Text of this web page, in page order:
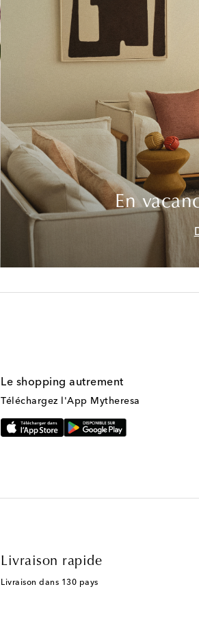
En
Le shopping autrement
Téléchargez l'App Mytheresa
Livraison rapide
Livraison dans 130 pays